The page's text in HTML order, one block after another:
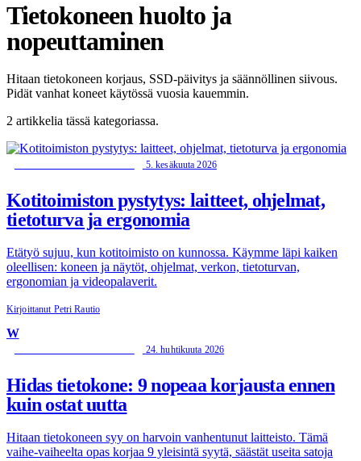
Tietokoneen huolto ja
nopeuttaminen
Hitaan tietokoneen korjaus, SSD-päivitys ja säännöllinen siivous.
Pidät vanhat koneet käytössä vuosia kauemmin.
2 artikkelia tässä kategoriassa.
5. kesäkuuta 2026
Kotitoimiston pystytys: laitteet, ohjelmat,
tietoturva ja ergonomia
Etätyö sujuu, kun kotitoimisto on kunnossa. Käymme läpi kaiken
oleellisen: koneen ja näytöt, ohjelmat, verkon, tietoturvan,
ergonomian ja videopalaverit.
Kirjoittanut Petri Rautio
W
24. huhtikuuta 2026
Hidas tietokone: 9 nopeaa korjausta ennen
kuin ostat uutta
Hitaan tietokoneen syy on harvoin vanhentunut laitteisto. Tämä
vaihe-vaiheelta opas korjaa 9 yleisintä syytä, säästät useita satoja